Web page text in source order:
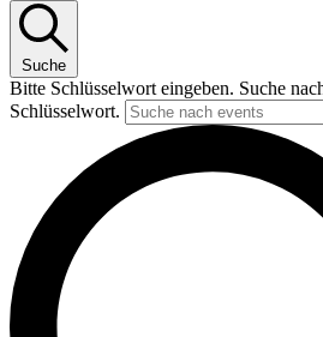
Suche
Bitte Schlüsselwort eingeben. Suche
Schlüsselwort.